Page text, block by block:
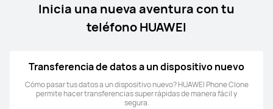
Inicia una nueva aventura con tu
teléfono HUAWEI
Transferencia de datos a un dispositivo nuevo
Cómo pasar tus datos a un dispositivo nuevo? HUAWEI Phone Clone
permite hacer transferencias super rápidas de manera fácil y
segura.